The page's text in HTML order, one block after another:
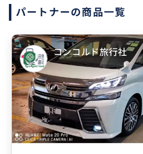
パートナーの商品一覧
コンコルド旅行社